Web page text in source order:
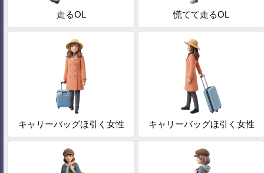
走るOL 慌てて走るOL
キャリーバッグほ引く女性 キャリーバッグほ引く女性